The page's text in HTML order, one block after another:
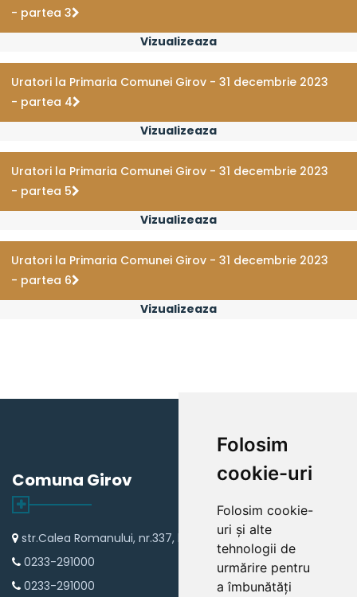
Folosim
cookie-uri
Folosim cookie-
uri și alte
tehnologii de
urmărire pentru
a îmbunătăți
- partea 3
Vizualizeaza
Uratori la Primaria Comunei Girov - 31 decembrie 2023
- partea 4
Vizualizeaza
Uratori la Primaria Comunei Girov - 31 decembrie 2023
- partea 5
Vizualizeaza
Uratori la Primaria Comunei Girov - 31 decembrie 2023
- partea 6
Vizualizeaza
Comuna Girov
str.Calea Romanului, nr.337, loc Girov
0233-291000
0233-291000